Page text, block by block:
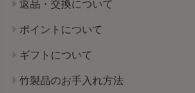
返品・交換について
ポイントについて
ギフトについて
竹製品のお手入れ方法